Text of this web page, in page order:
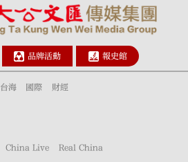
品牌活動 報史館
台海 國際 財經
China Live Real China